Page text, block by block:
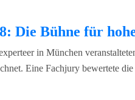
Die Bühne für
in München
Eine Fachjury bewertete die